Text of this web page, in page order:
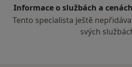
Informace o službách a
Tento specialista ještě
svých